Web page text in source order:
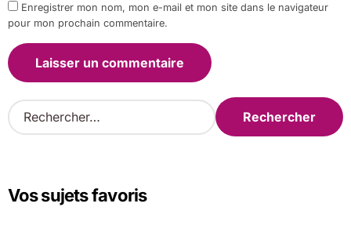
Enregistrer mon nom, mon e-mail et mon site dans le navigateur
pour mon prochain commentaire.
R
e
r
Vos sujets favoris